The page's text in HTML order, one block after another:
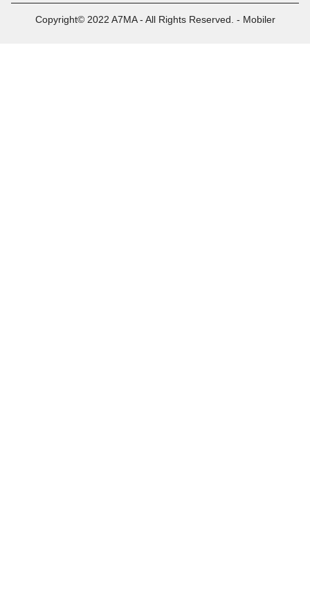
Copyright© 2022 A7MA - All Rights Reserved. - Mobiler